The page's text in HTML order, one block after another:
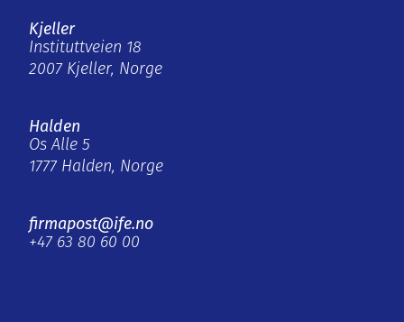
Kjeller
Instituttveien 18
2007 Kjeller, Norge
Halden
Os Alle 5
1777 Halden, Norge
firmapost@ife.no
+47 63 80 60 00